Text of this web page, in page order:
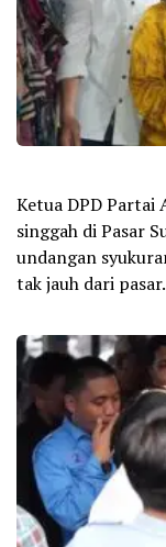
Ketua DPD Partai
singgah di Pasar
undangan
tak jauh dari pasar.